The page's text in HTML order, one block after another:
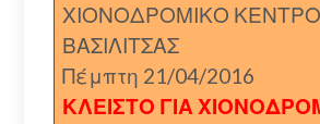
ΧΙΟΝΟΔΡΟΜΙΚΟ ΚΕΝΤΡΟ
ΒΑΣΙΛΙΤΣΑΣ
Πέμπτη 21/04/2016
ΚΛΕΙΣΤΟ ΓΙΑ